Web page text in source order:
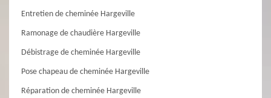
Entretien de cheminée Hargeville
Ramonage de chaudière Hargeville
Débistrage de cheminée Hargeville
Pose chapeau de cheminée Hargeville
Réparation de cheminée Hargeville